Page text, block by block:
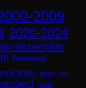
2009
2020-2024
eksemplar
Børnebøger
fiction debut dyr
gotik